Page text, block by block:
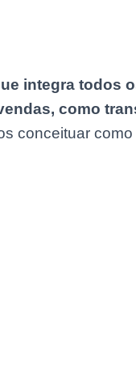
integra todos
como
conceituar